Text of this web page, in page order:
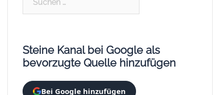
Steine Kanal bei Google als
bevorzugte Quelle hinzufügen
Bei Google hinzufügen